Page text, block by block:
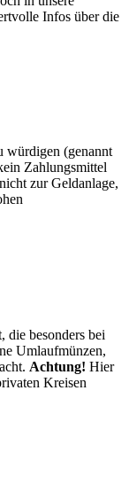
Infos über die
würdigen (genannt
Zahlungsmittel
zur Geldanlage,
die besonders bei
Umlaufmünzen,
Achtung! Hier
Kreisen